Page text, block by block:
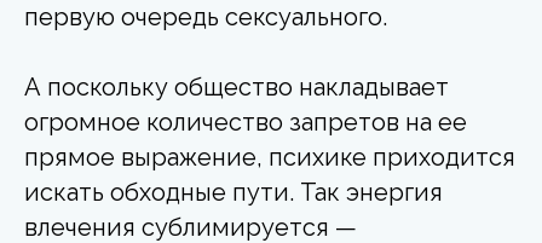
первую очередь сексуального.
А поскольку общество накладывает
огромное количество запретов на ее
прямое выражение, психике приходится
искать обходные пути. Так энергия
влечения сублимируется —